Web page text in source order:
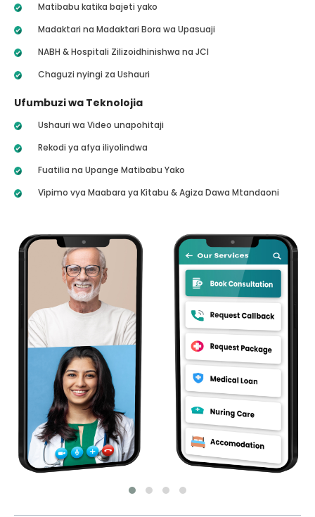
Matibabu katika bajeti yako
Madaktari na Madaktari Bora wa Upasuaji
NABH & Hospitali Zilizoidhinishwa na JCI
Chaguzi nyingi za Ushauri
Ufumbuzi wa Teknolojia
Ushauri wa Video unapohitaji
Rekodi ya afya iliyolindwa
Fuatilia na Upange Matibabu Yako
Vipimo vya Maabara ya Kitabu & Agiza Dawa Mtandaoni